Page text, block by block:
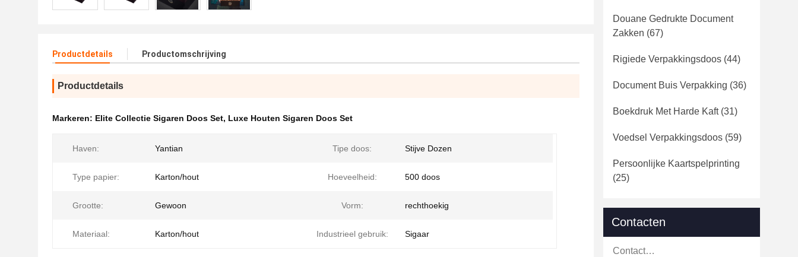
Productdetails Productomschrijving
Productdetails
Markeren: Elite Collectie Sigaren Doos Set, Luxe Houten Sigaren Doos Set
Haven: Yantian Tipe doos: Stijve Dozen
Type papier: Karton/hout Hoeveelheid: 500 doos
Grootte: Gewoon Vorm: rechthoekig
Materiaal: Karton/hout Industrieel gebruik: Sigaar
Douane Gedrukte Document
Zakken (67)
Rigiede Verpakkingsdoos (44)
Document Buis Verpakking (36)
Boekdruk Met Harde Kaft(31)
Voedsel Verpakkingsdoos (59)
Persoonlijke Kaartspelprinting
(25)
Contacten
Contacten: